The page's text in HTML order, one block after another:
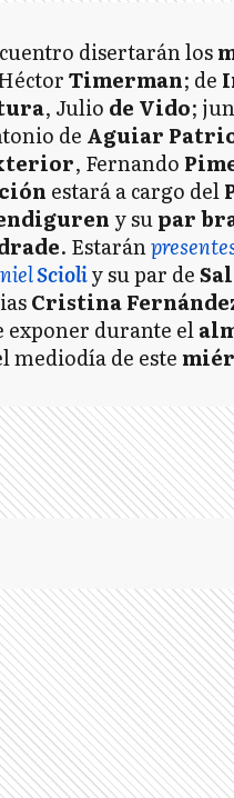
disertarán los
Timerman; de
, Julio de Vido;
de Aguiar
, Fernando
estará a cargo del
y supar
. Estarán
Scioliy su par de
Cristina
exponer durante el
mediodía de este